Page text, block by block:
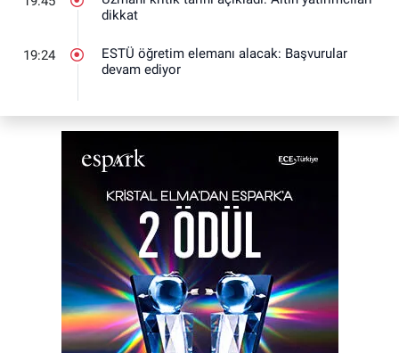
dikkat
19:24
ESTÜ öğretim elemanı alacak: Başvurular
devam ediyor